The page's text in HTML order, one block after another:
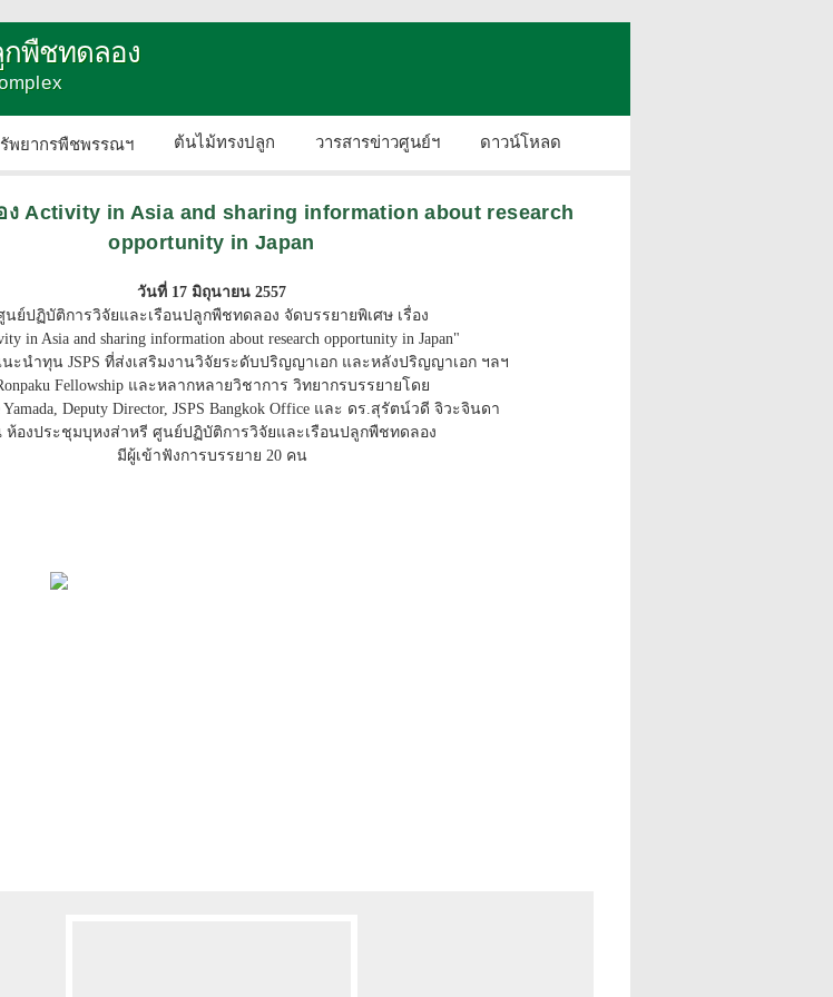
พืชทดลอง
พยากรพืชพรรณฯ ต้นไม้ทรงปลูก วารสารข่าวศูนย์ฯ ดาวน์โหลด
ง Activity in Asia and sharing information about research
opportunity in Japan
วันที่ 17 มิถุนายน 2557
นย์ปฏิบัติการวิจัยและเรือนปลูกพืชทดลอง จัดบรรยายพิเศษ เรื่อง
in Asia and sharing information about research opportunity in Japan"
นะนำทุน JSPS ที่ส่งเสริมงานวิจัยระดับปริญญาเอก และหลังปริญญาเอก ฯลฯ
Fellowship และหลากหลายวิชาการ วิทยากรบรรยายโดย
Yamada, Deputy Director, JSPS Bangkok Office และ ดร.สุรัตน์วดี จิวะจินดา
ห้องประชุมบุหงส่าหรี ศูนย์ปฏิบัติการวิจัยและเรือนปลูกพืชทดลอง
มีผู้เข้าฟังการบรรยาย 20 คน